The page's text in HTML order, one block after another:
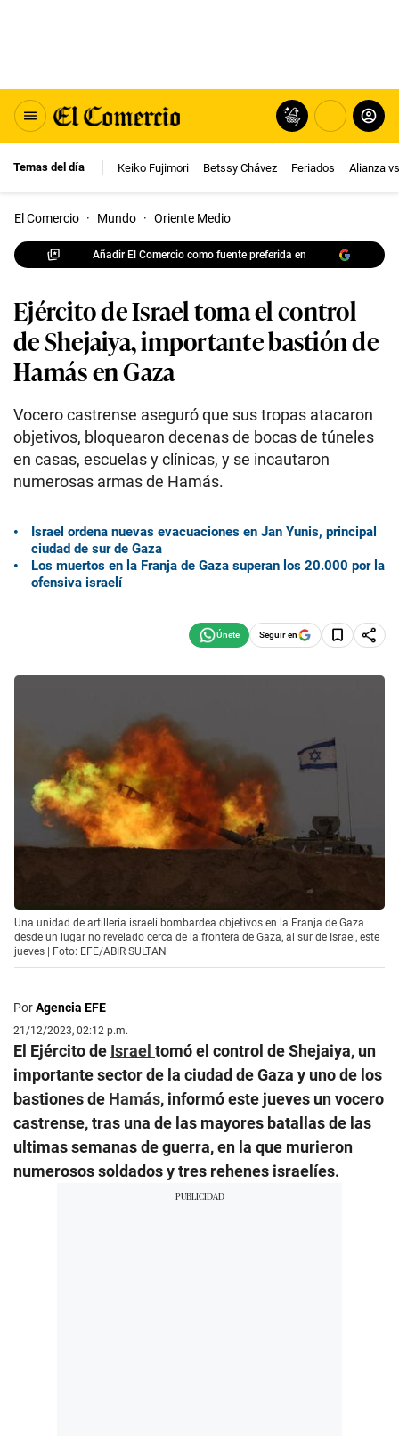
Temas del día Keiko Fujimori Betssy Chávez Feriados Alianza
El Comercio · Mundo · Oriente Medio
Añadir El Comercio como fuente preferida en
Ejército de Israel toma el control
de Shejaiya, importante bastión de
Hamás en Gaza
Vocero castrense aseguró que sus tropas atacaron
objetivos, bloquearon decenas de bocas de túneles
en casas, escuelas y clínicas, y se incautaron
numerosas armas de Hamás.
Israel ordena nuevas evacuaciones en Jan Yunis, principal
ciudad de sur de Gaza
Los muertos en la Franja de Gaza superan los 20.000 por la
ofensiva israelí
Seguir en
Una unidad de artillería israelí bombardea objetivos en la Franja de Gaza
desde un lugar no revelado cerca de la frontera de Gaza, al sur de Israel, este
jueves | Foto: EFE/ABIR SULTAN
PorAgencia EFE
21/12/2023, 02:12 p.m.
El Ejército de Israel tomó el control de Shejaiya, un
importante sector de la ciudad de Gaza y uno de los
bastiones de Hamás, informó este jueves un vocero
castrense, tras una de las mayores batallas de las
ultimas semanas de guerra, en la que murieron
numerosos soldados y tres rehenes israelíes.